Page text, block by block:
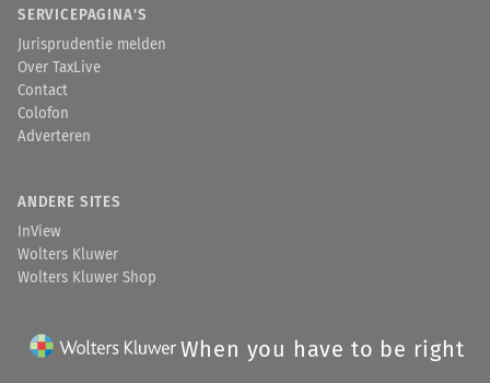
SERVICEPAGINA'S
Jurisprudentie melden
Over TaxLive
Contact
Colofon
Adverteren
ANDERE SITES
InView
Wolters Kluwer
Wolters Kluwer Shop
When you have to be right